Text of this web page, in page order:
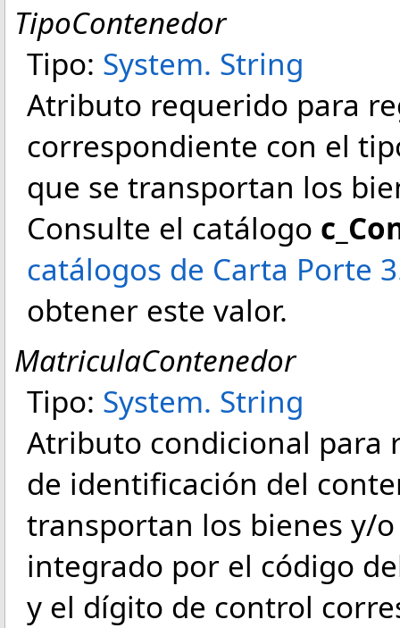
TipoContenedor
Tipo: System. String
Atributo requerido para
correspondiente con el
que se transportan los
Consulte el catálogo
catálogos de Carta Porte
obtener este valor.
MatriculaContenedor
Tipo: System. String
Atributo condicional para
de identificación del
transportan los bienes y/
integrado por el código
y el dígito de control